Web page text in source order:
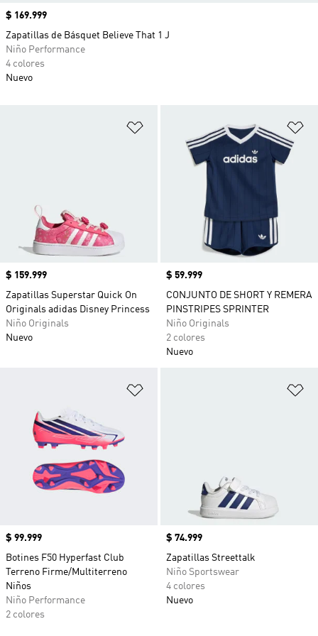
Añadir a la lista de deseos
Precio
$ 159.999
Zapatillas Superstar Quick On
Originals adidas Disney Princess
Niño Originals
Nuevo
Precio
$ 59.999
CONJUNTO DE SHORT Y REMERA
PINSTRIPES SPRINTER
Niño Originals
2 colores
Nuevo
Precio
$ 99.999
Botines F50 Hyperfast Club
Terreno Firme/Multiterreno
Niños
Niño Performance
2 colores
Precio
$ 74.999
Zapatillas Streettalk
Niño Sportswear
4 colores
Nuevo
Precio
$ 169.999
Zapatillas de Básquet Believe That 1 J
Niño Performance
4 colores
Nuevo